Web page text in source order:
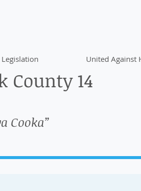
Legislation United Against
County 14
Cooka”